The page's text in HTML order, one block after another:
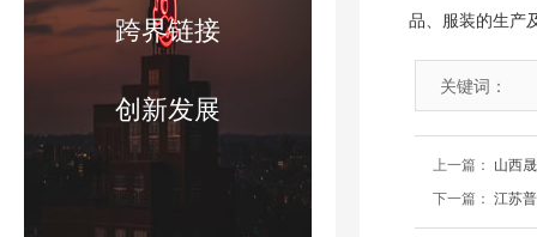
跨界链接
创新发展
品、服装的生产
关键词：
上一篇： 山西
下一篇： 江苏